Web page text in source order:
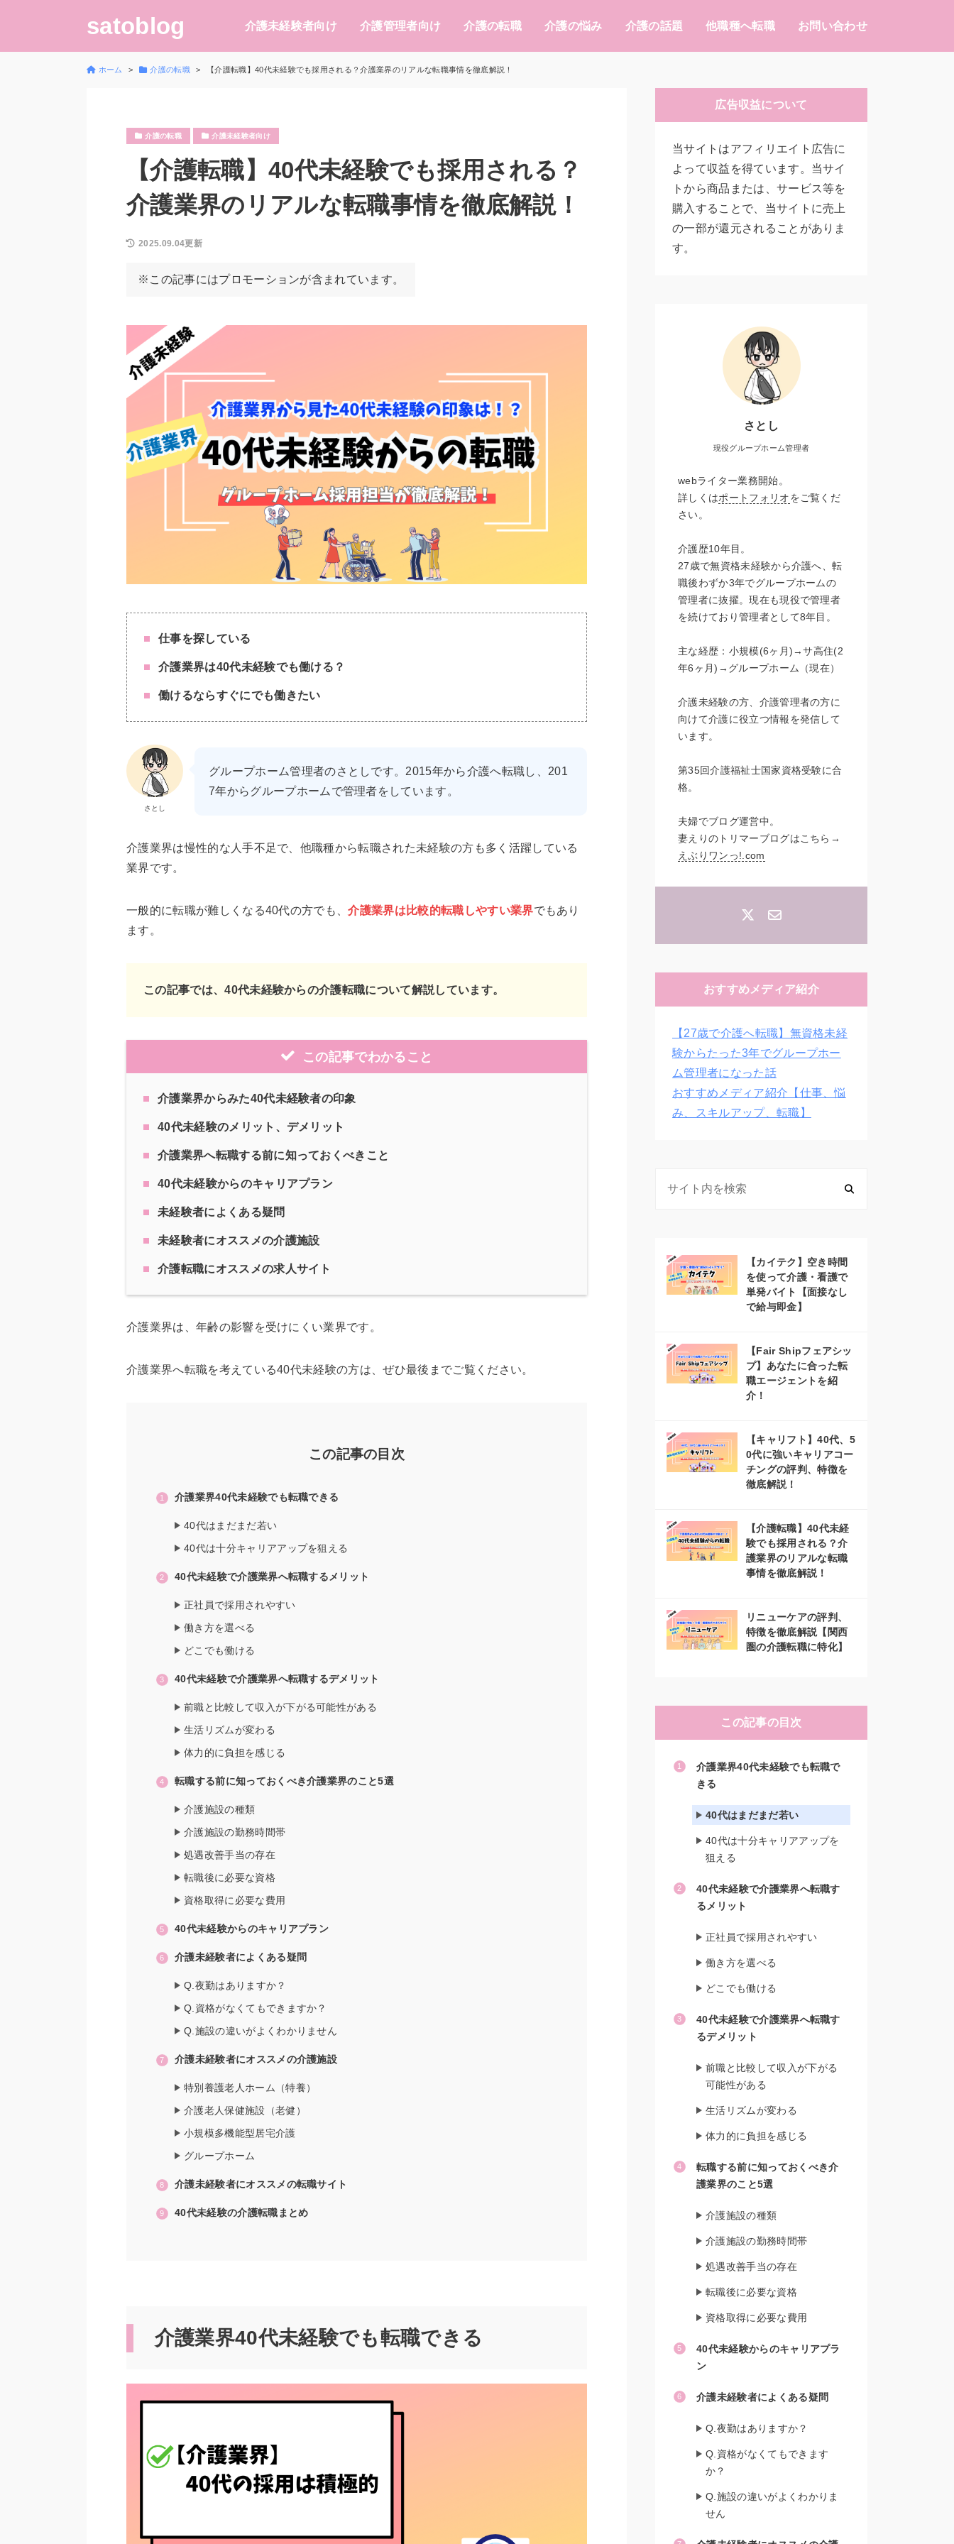
satoblog 介護未経験者向け 介護管理者向け 介護の転職 介護の悩み 介護の話題 他職種へ転職 お問い合わせ
ホーム 介護の転職 【介護転職】40代未経験でも採用される？介護業界のリアルな転職事情を徹底解説！
介護の転職 介護未経験者向け
【介護転職】40代未経験でも採用される？
介護業界のリアルな転職事情を徹底解説！
2025.09.04更新
※この記事にはプロモーションが含まれています。
仕事を探している
介護業界は40代未経験でも働ける？
働けるならすぐにでも働きたい
さとし
グループホーム管理者のさとしです。2015年から介護へ転職し、201
7年からグループホームで管理者をしています。
介護業界は慢性的な人手不足で、他職種から転職された未経験の方も多く活躍している
業界です。
一般的に転職が難しくなる40代の方でも、介護業界は比較的転職しやすい業界でもあり
ます。
この記事では、40代未経験からの介護転職について解説しています。
この記事でわかること
介護業界からみた40代未経験者の印象
40代未経験のメリット、デメリット
介護業界へ転職する前に知っておくべきこと
40代未経験からのキャリアプラン
未経験者によくある疑問
未経験者にオススメの介護施設
介護転職にオススメの求人サイト
介護業界は、年齢の影響を受けにくい業界です。
介護業界へ転職を考えている40代未経験の方は、ぜひ最後までご覧ください。
この記事の目次
介護業界40代未経験でも転職できる
40代はまだまだ若い
40代は十分キャリアアップを狙える
40代未経験で介護業界へ転職するメリット
正社員で採用されやすい
働き方を選べる
どこでも働ける
40代未経験で介護業界へ転職するデメリット
前職と比較して収入が下がる可能性がある
生活リズムが変わる
体力的に負担を感じる
転職する前に知っておくべき介護業界のこと5選
介護施設の種類
介護施設の勤務時間帯
処遇改善手当の存在
転職後に必要な資格
資格取得に必要な費用
40代未経験からのキャリアプラン
介護未経験者によくある疑問
Q.夜勤はありますか？
Q.資格がなくてもできますか？
Q.施設の違いがよくわかりません
介護未経験者にオススメの介護施設
特別養護老人ホーム（特養）
介護老人保健施設（老健）
小規模多機能型居宅介護
グループホーム
介護未経験者にオススメの転職サイト
40代未経験の介護転職まとめ
介護業界40代未経験でも転職できる
広告収益について
当サイトはアフィリエイト広告に
よって収益を得ています。当サイ
トから商品または、サービス等を
購入することで、当サイトに売上
の一部が還元されることがありま
す。
さとし
現役グループホーム管理者
webライター業務開始。
詳しくはポートフォリオをご覧くだ
さい。
介護歴10年目。
27歳で無資格未経験から介護へ、転
職後わずか3年でグループホームの
管理者に抜擢。現在も現役で管理者
を続けており管理者として8年目。
主な経歴：小規模(6ヶ月)→サ高住(2
年6ヶ月)→グループホーム（現在）
介護未経験の方、介護管理者の方に
向けて介護に役立つ情報を発信して
います。
第35回介護福祉士国家資格受験に合
格。
夫婦でブログ運営中。
妻えりのトリマーブログはこちら→
えぶりワンっ!.com
おすすめメディア紹介
【27歳で介護へ転職】無資格未経
験からたった3年でグループホー
ム管理者になった話
おすすめメディア紹介【仕事、悩
み、スキルアップ、転職】
【カイテク】空き時間
を使って介護・看護で
単発バイト【面接なし
で給与即金】
【Fair Shipフェアシッ
プ】あなたに合った転
職エージェントを紹
介！
【キャリフト】40代、5
0代に強いキャリアコー
チングの評判、特徴を
徹底解説！
【介護転職】40代未経
験でも採用される？介
護業界のリアルな転職
事情を徹底解説！
リニューケアの評判、
特徴を徹底解説【関西
圏の介護転職に特化】
この記事の目次
介護業界40代未経験でも転職で
きる
40代はまだまだ若い
40代は十分キャリアアップを
狙える
40代未経験で介護業界へ転職す
るメリット
正社員で採用されやすい
働き方を選べる
どこでも働ける
40代未経験で介護業界へ転職す
るデメリット
前職と比較して収入が下がる
可能性がある
生活リズムが変わる
体力的に負担を感じる
転職する前に知っておくべき介
護業界のこと5選
介護施設の種類
介護施設の勤務時間帯
処遇改善手当の存在
転職後に必要な資格
資格取得に必要な費用
40代未経験からのキャリアプラ
ン
介護未経験者によくある疑問
Q.夜勤はありますか？
Q.資格がなくてもできます
か？
Q.施設の違いがよくわかりま
せん